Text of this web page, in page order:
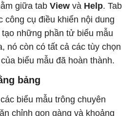
giữa tab View và Help. Tab
công cụ điều khiển nội dung
những phần tử biểu mẫu
nó còn có tất cả các tùy chọn
biểu mẫu đã hoàn thành.
bảng
biểu mẫu trông chuyên
chỉnh gọn gàng và khoảng